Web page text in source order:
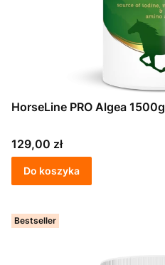
HorseLine PRO Algea 1500g
Cena
129,00 zł
Do koszyka
Bestseller